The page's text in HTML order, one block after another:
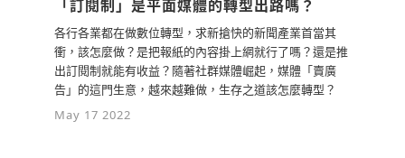
「訂閱制」是平面媒體的轉型出路嗎？
各行各業都在做數位轉型，求新搶快的新聞產業首當其
衝，該怎麼做？是把報紙的內容掛上網就行了嗎？還是推
出訂閱制就能有收益？隨著社群媒體崛起，媒體「賣廣
告」的這門生意，越來越難做，生存之道該怎麼轉型？
May 17 2022